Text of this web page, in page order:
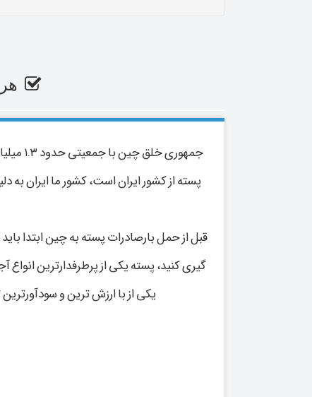
پسته از کشور ایران است، کشور ما ایران
قبل از حمل بارصادرات پسته به چین ابتدا
گیری کنید، پسته یکی از پرطرفدارترین
یکی از با ارزش ترین و